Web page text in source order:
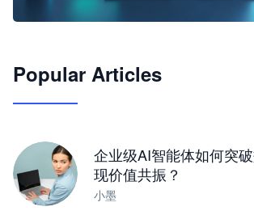
JimoClaw 桌面 AI Agent 工作台
Popular Articles
企业级AI智能体如何突
现价值共振？
小墨